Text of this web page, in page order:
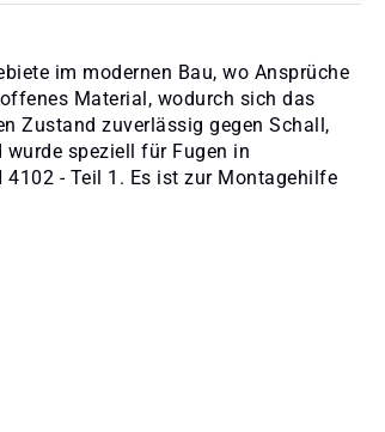
im modernen Bau, wo Ansprüche
Material, wodurch sich das
Zustand zuverlässig gegen Schall,
speziell für Fugen in
- Teil 1. Es ist zur Montagehilfe